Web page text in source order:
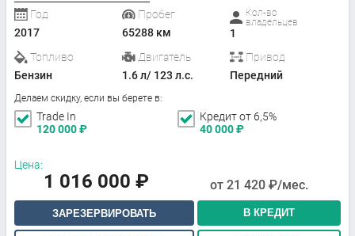
Год
2017
Пробег
65288 км
Кол-во
владельцев
1
Топливо
Бензин
Двигатель
1.6 л/ 123 л.с.
Привод
Передний
Делаем скидку, если вы берете в:
Trade In
120 000₽
Кредит от 6,5%
40 000₽
Цена:
1 016 000 ₽ от 21 420 ₽/мес.
ЗАРЕЗЕРВИРОВАТЬ В КРЕДИТ